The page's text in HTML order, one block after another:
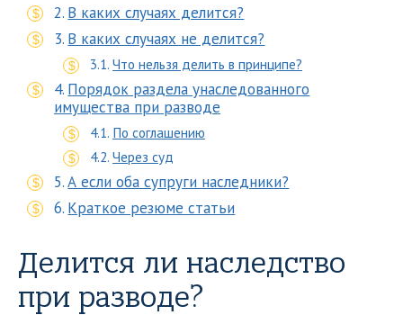
В каких случаях делится?
В каких случаях не делится?
Что нельзя делить в принципе?
Порядок раздела унаследованного
имущества при разводе
По соглашению
Через суд
А если оба супруги наследники?
Краткое резюме статьи
Делится ли наследство
при разводе?